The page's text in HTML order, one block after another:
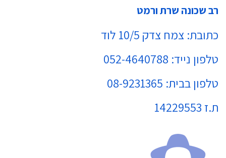
רב שכונה שרת ורמט
כתובת: צמח צדק 10/5 לוד
טלפון נייד: 052-4640788
טלפון בבית: 08-9231365
ת.ז 14229553